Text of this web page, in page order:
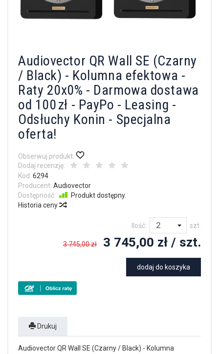
Audiovector QR Wall SE (Czarny
/ Black) - Kolumna efektowa -
Raty 20x0% - Darmowa dostawa
od 100 zł - PayPo - Leasing -
Odsłuchy Konin - Specjalna
oferta!
Obserwuj produkt:
Dodaj recenzję:
Kod: 6294
Producent: Audiovector
Dostępność:
Produkt dostępny.
Historia ceny
Ilość: szt.
3 745,00 zł 3 745,00 zł / szt.
dodaj do koszyka
Drukuj
Audiovector QR Wall SE (Czarny / Black) - Kolumna